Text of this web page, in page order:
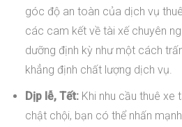
góc độ an toàn của dịch vụ
các cam kết về tài xế chuyên
dưỡng định kỳ như một cách
khẳng định chất lượng dịch vụ.
Dịp lễ, Tết:Khi nhu cầu thuê xe
chật chội, bạn có thể nhấn